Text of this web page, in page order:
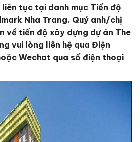
tục tại danh mục Tiến độ
Nha Trang. Quý anh/chị
về tiến độ xây dựng dự án The
vui lòng liên hệ qua Điện
Wechat qua số điện thoại